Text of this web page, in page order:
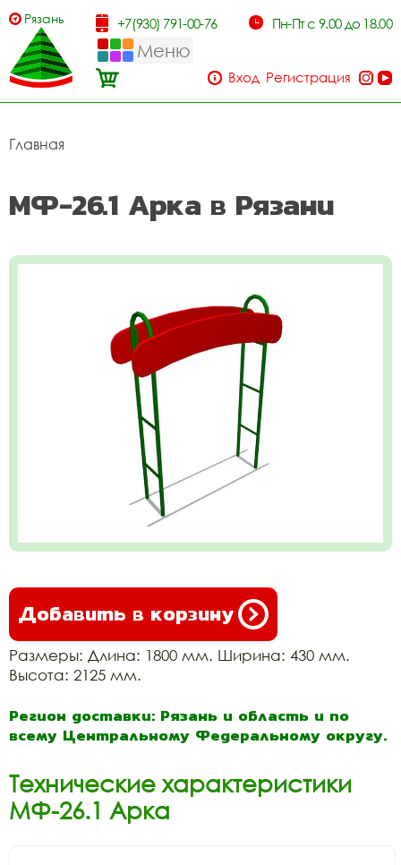
Рязань +7(930) 791-00-76 Пн-Пт с 9.00 до 18.00
Меню
Вход Регистрация
Главная
МФ-26.1 Арка в Рязани
Добавить в корзину
Размеры: Длина: 1800 мм. Ширина: 430 мм.
Высота: 2125 мм.
Регион доставки: Рязань и область и по
всему Центральному Федеральному округу.
Технические характеристики
МФ-26.1 Арка